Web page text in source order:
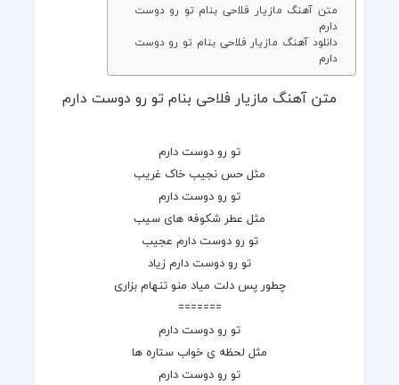
متن آهنگ مازیار فلاحی بنام تو رو دوست
دارم
دانلود آهنگ مازیار فلاحی بنام تو رو دوست
دارم
متن آهنگ مازیار فلاحی بنام تو رو دوست دارم
تو رو دوست دارم
مثل حس نجیب خاک غریب
تو رو دوست دارم
مثل عطر شکوفه های سیب
تو رو دوست دارم عجیب
تو رو دوست دارم زیاد
چطور پس دلت میاد منو تنهام بزاری
=======
تو رو دوست دارم
مثل لحظه ی خواب ستاره ها
تو رو دوست دارم